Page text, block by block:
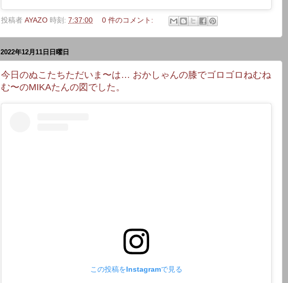
投稿者 AYAZO 時刻: 7:37:00 0 件のコメント:
2022年12月11日日曜日
今日のぬこたちただいま〜は… おかしゃんの膝でゴロゴロねむね
む〜のMIKAたんの図でした。
この投稿をInstagramで見る